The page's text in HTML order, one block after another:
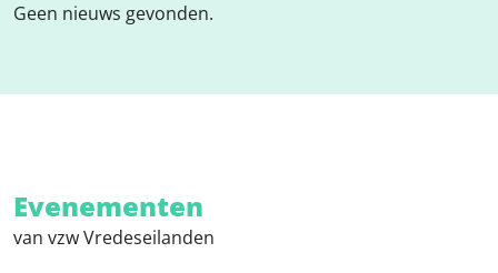
Geen nieuws gevonden.
Evenementen
van vzw Vredeseilanden